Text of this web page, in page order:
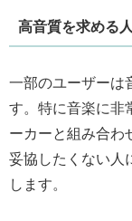
高音質を求める人
一部のユーザーは
す。特に音楽に非
ーカーと組み合わ
妥協したくない人
します。